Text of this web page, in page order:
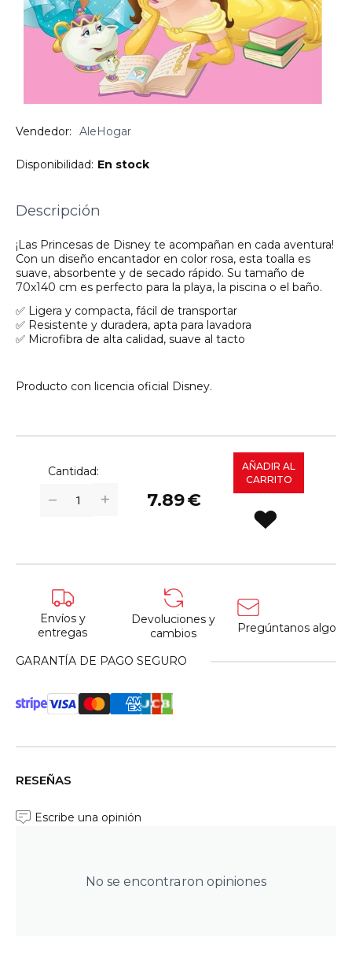
Vendedor: AleHogar
Disponibilidad: En stock
Descripción
¡Las Princesas de Disney te acompañan en cada aventura!
Con un diseño encantador en color rosa, esta toalla es
suave, absorbente y de secado rápido. Su tamaño de
70x140 cm es perfecto para la playa, la piscina o el baño.
✅ Ligera y compacta, fácil de transportar
✅ Resistente y duradera, apta para lavadora
✅ Microfibra de alta calidad, suave al tacto
Producto con licencia oficial Disney.
Cantidad:
+
− 7.89€
AÑADIR AL
CARRITO
Envíos y
entregas
Devoluciones y
cambios
Pregúntanos algo
GARANTÍA DE PAGO SEGURO
RESEÑAS
No se encontraron opiniones
Escribe una opinión